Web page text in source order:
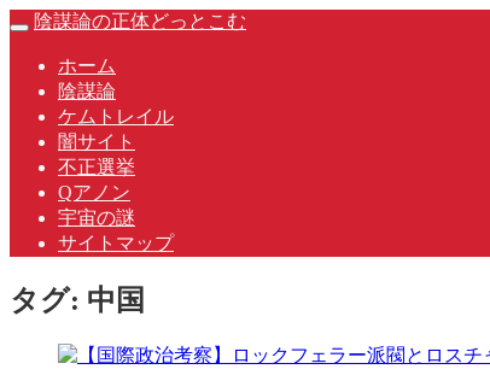
Skip
content
Toggle
陰謀論の正体どっとこむ
ホーム
陰謀論
ケムトレイル
闇サイト
不正選挙
Qアノン
宇宙の謎
サイトマップ
タグ: 中国